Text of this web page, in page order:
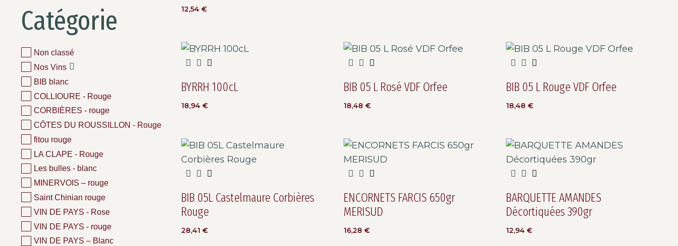
Catégorie
Non classé
Nos Vins
BIB blanc
COLLIOURE - Rouge
CORBIÈRES - rouge
CÔTES DU ROUSSILLON - Rouge
fitou rouge
LA CLAPE - Rouge
Les bulles - blanc
MINERVOIS – rouge
Saint Chinian rouge
VIN DE PAYS - Rose
VIN DE PAYS - rouge
VIN DE PAYS – Blanc
12,54€
BYRRH 100cL
18,94€
BIB 05 L Rosé VDF Orfee
18,48€
BIB 05 L Rouge VDF Orfee
18,48 €
BIB 05L Castelmaure Corbières
Rouge
28,41€
ENCORNETS FARCIS 650gr
MERISUD
16,28€
BARQUETTE AMANDES
Décortiquées 390gr
12,94 €